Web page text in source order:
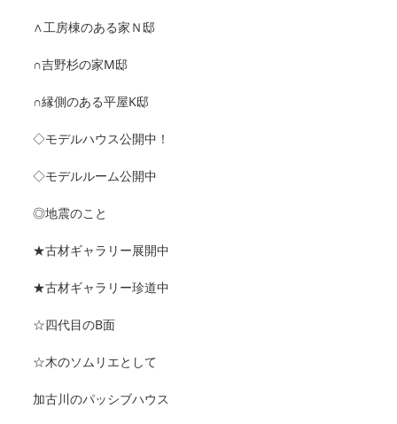
∧工房棟のある家Ｎ邸
∩吉野杉の家M邸
∩縁側のある平屋K邸
◇モデルハウス公開中！
◇モデルルーム公開中
◎地震のこと
★古材ギャラリー展開中
★古材ギャラリー珍道中
☆四代目のB面
☆木のソムリエとして
加古川のパッシブハウス